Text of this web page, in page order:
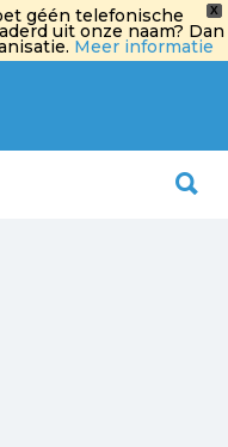
X
géén telefonische
uit onze naam? Dan
Meer informatie